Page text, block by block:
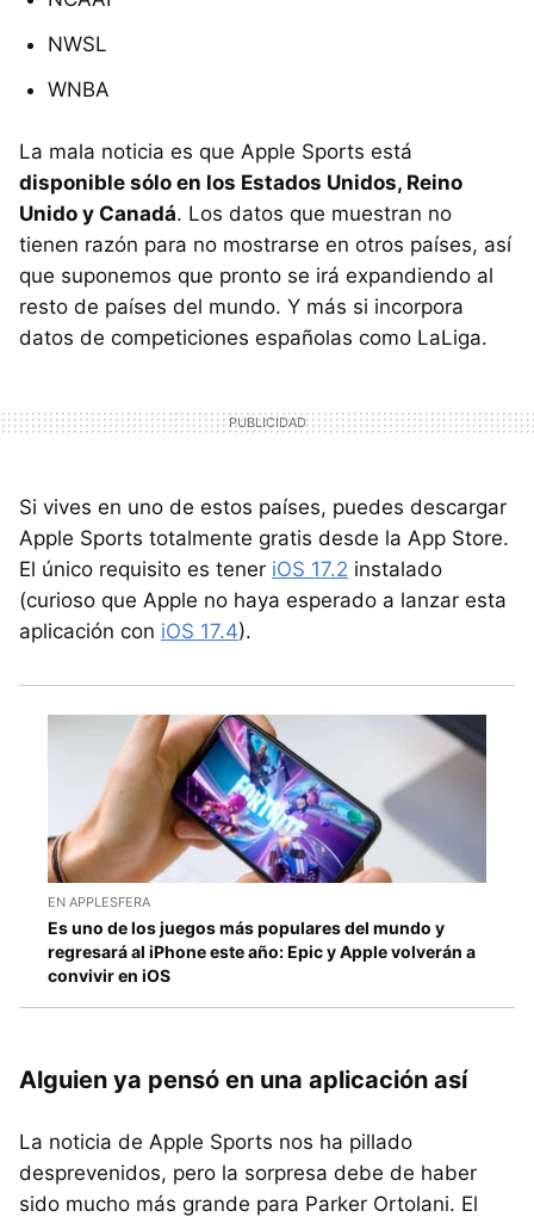
NWSL
WNBA
La mala noticia es que Apple Sports está
disponible sólo en los Estados Unidos, Reino
Unido y Canadá. Los datos que muestran no
tienen razón para no mostrarse en otros países, así
que suponemos que pronto se irá expandiendo al
resto de países del mundo. Y más si incorpora
datos de competiciones españolas como LaLiga.
Si vives en uno de estos países, puedes descargar
Apple Sports totalmente gratis desde la App Store.
El único requisito es tener iOS 17.2 instalado
(curioso que Apple no haya esperado a lanzar esta
aplicación con iOS 17.4).
EN APPLESFERA
Es uno de los juegos más populares del mundo y
regresará al iPhone este año: Epic y Apple volverán a
convivir en iOS
Alguien ya pensó en una aplicación así
La noticia de Apple Sports nos ha pillado
desprevenidos, pero la sorpresa debe de haber
sido mucho más grande para Parker Ortolani. El